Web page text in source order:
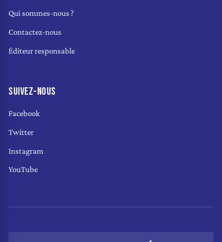
Qui sommes-nous ?
Contactez-nous
Éditeur responsable
SUIVEZ-NOUS
Facebook
Twitter
Instagram
YouTube